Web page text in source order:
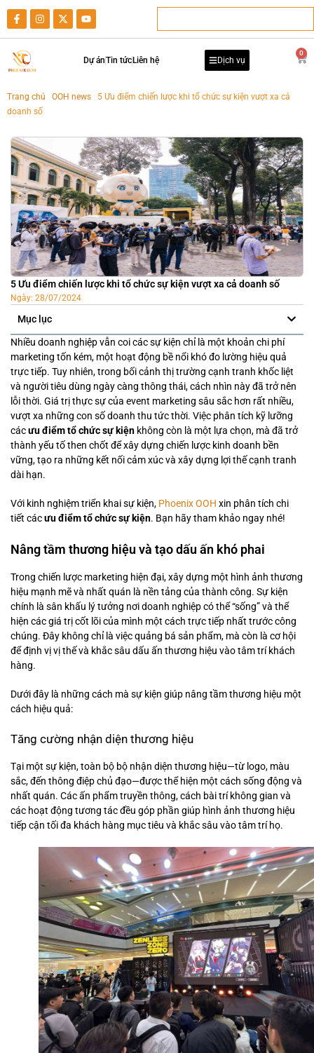
Dự ánTin tức Liên hệ Dịch vụ
0
Trang chủ OOH news
5 Ưu điểm chiến lược khi tổ chức sự kiện vượt xa cả
doanh số
5 Ưu điểm chiến lược khi tổ chức sự kiện vượt xa cả doanh số
Ngày: 28/07/2024
Mục lục
Nhiều doanh nghiệp vẫn coi các sự kiện chỉ là một khoản chi phí
marketing tốn kém, một hoạt động bề nổi khó đo lường hiệu quả
trực tiếp. Tuy nhiên, trong bối cảnh thị trường cạnh tranh khốc liệt
và người tiêu dùng ngày càng thông thái, cách nhìn này đã trở nên
lỗi thời. Giá trị thực sự của event marketing sâu sắc hơn rất nhiều,
vượt xa những con số doanh thu tức thời. Việc phân tích kỹ lưỡng
cácưu điểm tổ chức sự kiện không còn là một lựa chọn, mà đã trở
thành yếu tố then chốt để xây dựng chiến lược kinh doanh bền
vững, tạo ra những kết nối cảm xúc và xây dựng lợi thế cạnh tranh
dài hạn.
Với kinh nghiệm triển khai sự kiện, Phoenix OOH xin phân tích chi
tiết cácưu điểm tổ chức sự kiện. Bạn hãy tham khảo ngay nhé!
Nâng tầm thương hiệu và tạo dấu ấn khó phai
Trong chiến lược marketing hiện đại, xây dựng một hình ảnh thương
hiệu mạnh mẽ và nhất quán là nền tảng của thành công. Sự kiện
chính là sân khấu lý tưởng nơi doanh nghiệp có thể “sống” và thể
hiện các giá trị cốt lõi của mình một cách trực tiếp nhất trước công
chúng. Đây không chỉ là việc quảng bá sản phẩm, mà còn là cơ hội
để định vị vị thế và khắc sâu dấu ấn thương hiệu vào tâm trí khách
hàng.
Dưới đây là những cách mà sự kiện giúp nâng tầm thương hiệu một
cách hiệu quả:
Tăng cường nhận diện thương hiệu
Tại một sự kiện, toàn bộ bộ nhận diện thương hiệu—từ logo, màu
sắc, đến thông điệp chủ đạo—được thể hiện một cách sống động và
nhất quán. Các ấn phẩm truyền thông, cách bài trí không gian và
các hoạt động tương tác đều góp phần giúp hình ảnh thương hiệu
tiếp cận tối đa khách hàng mục tiêu và khắc sâu vào tâm trí họ.